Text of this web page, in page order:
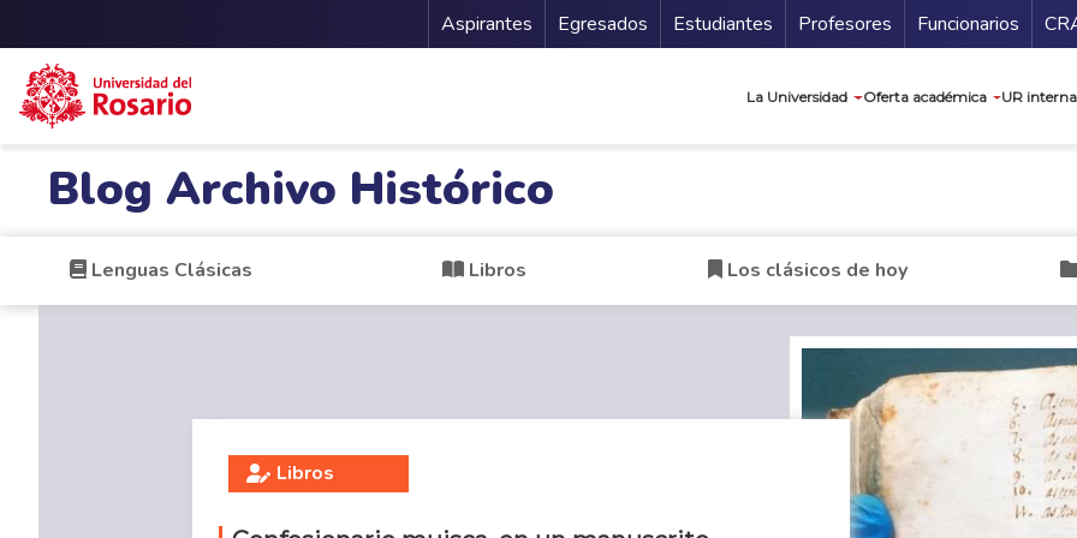
Menu Secundario
Aspirantes Egresados Estudiantes Profesores Funcionarios
La Universidad Oferta académica UR
Blog Archivo Histórico
Lenguas Clásicas Libros Los clásicos de hoy
Libros